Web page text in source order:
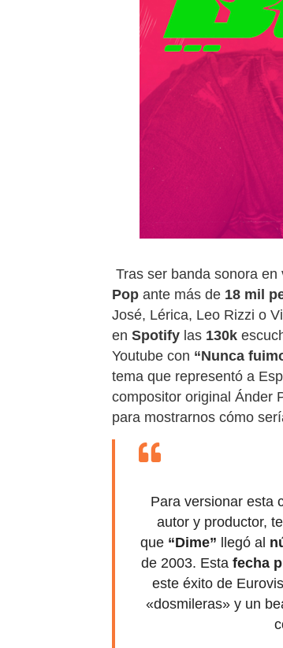
Tras ser banda sonora
Pop ante más de 18 mil
José, Lérica, Leo Rizzi o
en Spotify las 130k
Youtube con “Nunca
tema que representó a
compositor original Ánder
para mostrarnos cómo
Para versionar esta
autor y productor,
que “Dime” llegó al
de 2003. Esta fecha
este éxito de
«dosmileras» y un